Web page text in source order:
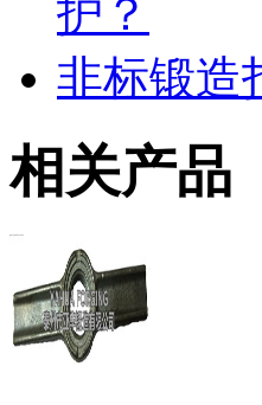
护？
非标锻造
相关产品